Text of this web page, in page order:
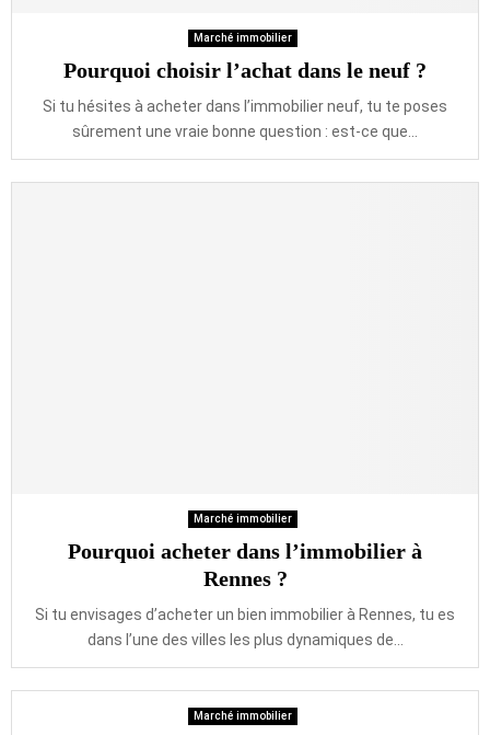
Marché immobilier
Pourquoi choisir l’achat dans le neuf ?
Si tu hésites à acheter dans l’immobilier neuf, tu te poses
sûrement une vraie bonne question : est-ce que...
Marché immobilier
Pourquoi acheter dans l’immobilier à
Rennes ?
Si tu envisages d’acheter un bien immobilier à Rennes, tu es
dans l’une des villes les plus dynamiques de...
Marché immobilier